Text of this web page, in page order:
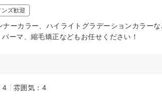
ンズ歓迎
ーカラー、ハイライトグラデーションカラー
ーマ、縮毛矯正などもお任せください！
4 雰囲気：4